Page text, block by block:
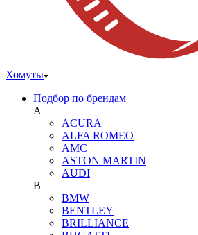
Хомуты
Подбор по брендам
A
ACURA
ALFA ROMEO
AMC
ASTON MARTIN
AUDI
B
BMW
BENTLEY
BRILLIANCE